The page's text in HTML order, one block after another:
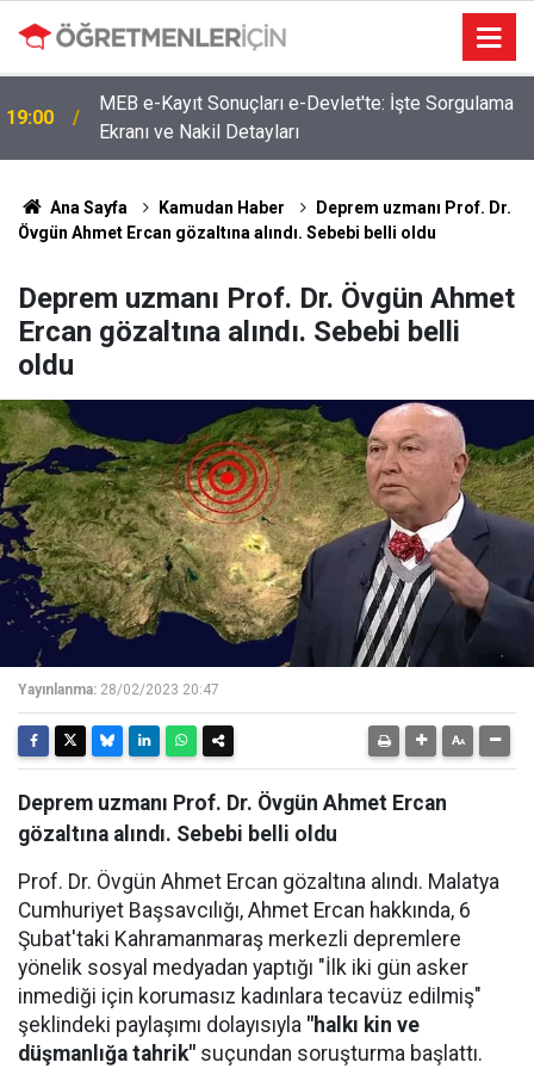
19:00
MEB e-Kayıt Sonuçları e-Devlet'te: İşte Sorgulama
Ekranı ve Nakil Detayları
Ana Sayfa Kamudan Haber
Deprem uzmanı Prof. Dr.
Övgün Ahmet Ercan gözaltına alındı. Sebebi belli oldu
Deprem uzmanı Prof. Dr. Övgün Ahmet
Ercan gözaltına alındı. Sebebi belli
oldu
Yayınlanma: 28/02/2023 20:47
Deprem uzmanı Prof. Dr. Övgün Ahmet Ercan
gözaltına alındı. Sebebi belli oldu
Prof. Dr. Övgün Ahmet Ercan gözaltına alındı. Malatya
Cumhuriyet Başsavcılığı, Ahmet Ercan hakkında, 6
Şubat'taki Kahramanmaraş merkezli depremlere
yönelik sosyal medyadan yaptığı "İlk iki gün asker
inmediği için korumasız kadınlara tecavüz edilmiş"
şeklindeki paylaşımı dolayısıyla "halkı kin ve
düşmanlığa tahrik" suçundan soruşturma başlattı.